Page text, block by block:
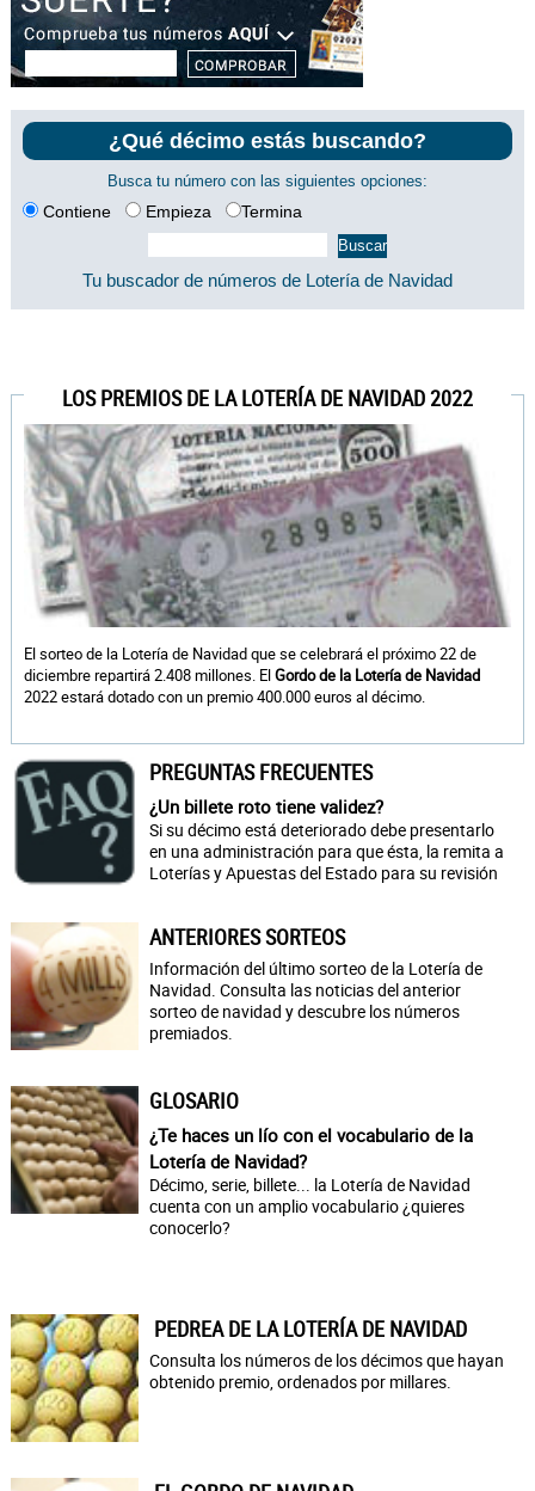
¿Qué décimo estás buscando?
Busca tu número con las siguientes opciones:
Contiene Empieza Termina
Tu buscador de números de Lotería de Navidad
LOS PREMIOS DE LA LOTERÍA DE NAVIDAD 2022
El sorteo de la Lotería de Navidad que se celebrará el próximo 22 de
diciembre repartirá 2.408 millones. ElGordo de la Lotería de Navidad
2022 estará dotado con un premio 400.000 euros al décimo.
PREGUNTAS FRECUENTES
¿Un billete roto tiene validez?
Si su décimo está deteriorado debe presentarlo
en una administración para que ésta, la remita a
Loterías y Apuestas del Estado para su revisión
ANTERIORES SORTEOS
Información del último sorteo de la Lotería de
Navidad. Consulta las noticias del anterior
sorteo de navidad y descubre los números
premiados.
GLOSARIO
¿Te haces un lío con el vocabulario de la
Lotería de Navidad?
Décimo, serie, billete... la Lotería de Navidad
cuenta con un amplio vocabulario ¿quieres
conocerlo?
PEDREA DE LA LOTERÍA DE NAVIDAD
Consulta los números de los décimos que hayan
obtenido premio, ordenados por millares.